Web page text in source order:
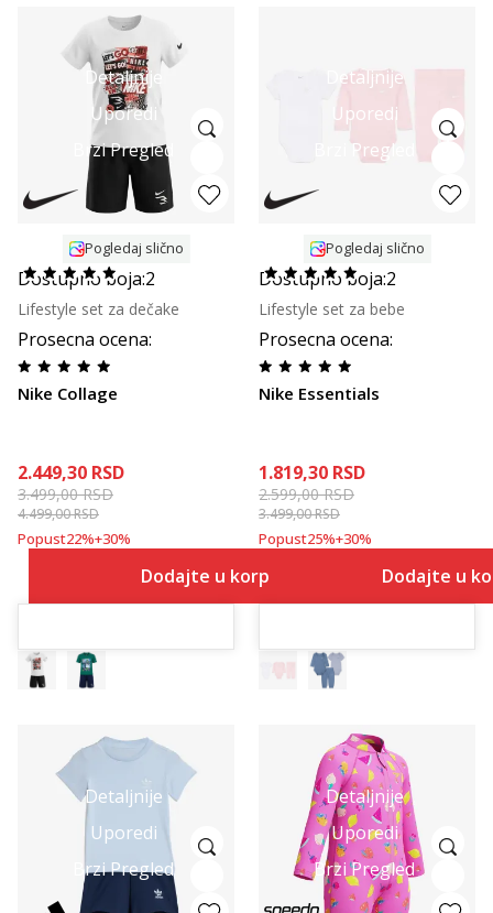
Detaljnije
Uporedi
Brzi Pregled
Pogledaj slično
Dostupno boja:2
Prosecna ocena:
Nike Collage
Lifestyle set za dečake
2.449,30 RSD
3.499,00RSD
4.499,00RSD
Popust22%+30%
Dodajte u korpu
Detaljnije
Uporedi
Brzi Pregled
Pogledaj slično
Dostupno boja:2
Prosecna ocena:
Nike Essentials
Lifestyle set za bebe
1.819,30 RSD
2.599,00RSD
3.499,00RSD
Popust25%+30%
Dodajte u
Detaljnije
Uporedi
Brzi Pregled
Detaljnije
Uporedi
Brzi Pregled